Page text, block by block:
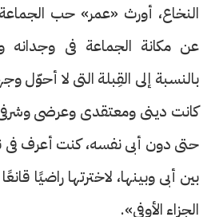
النخاع، أورث «عمر» حب
عن مكانة الجماعة فى وجدانه
بالنسبة إلى القِبلة التى لا أحوّل
كانت دينى ومعتقدى وعرضى
حتى دون أبى نفسه، كنت أعرف فى
بين أبى وبينها، لاخترتها راضيًا
الجزاء الأوفى».